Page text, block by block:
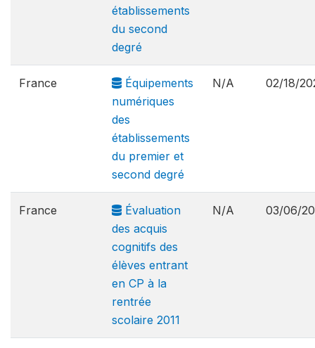
établissements
du second
degré
France
Équipements
numériques
des
établissements
du premier et
second degré
N/A 02/18/
France
Évaluation
des acquis
cognitifs des
élèves entrant
en CP à la
rentrée
scolaire 2011
N/A 03/06/